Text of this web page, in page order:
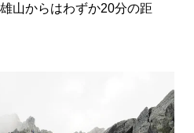
山からはわずか20分の距